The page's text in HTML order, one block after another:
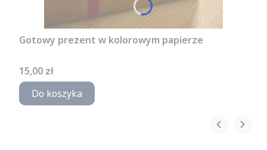
Gotowy prezent w kolorowym papierze
Cena
15,00 zł
Do koszyka